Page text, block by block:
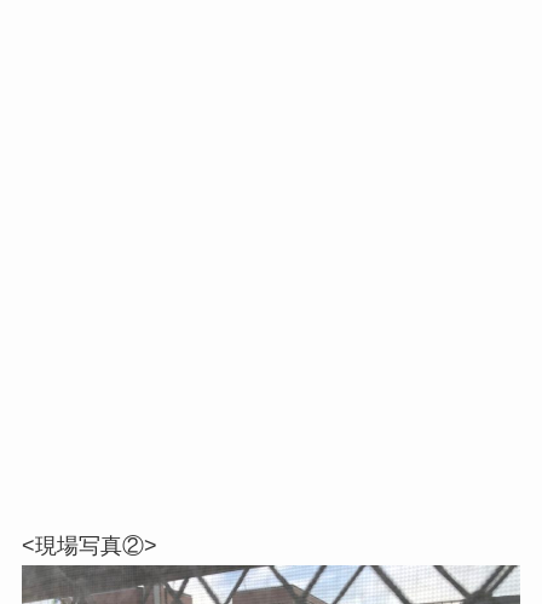
<現場写真②>